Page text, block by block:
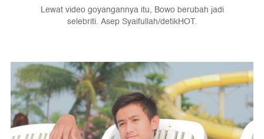
Lewat video goyangannya itu, Bowo berubah jadi
selebriti. Asep Syaifullah/detikHOT.